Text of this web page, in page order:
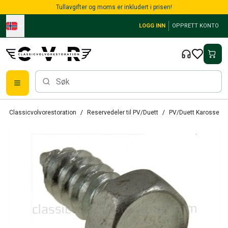
Skip to main contentTullavgifter og moms er inkludert i prisen!
LOGG INN OPPRETT KONTO
Bremser
PV/Duett Drivstoff/avgassystem
PV/Duett Elsystem
PV/Duett Forstilling
PV/Duett Interiør
PV/Duett Karosseri
PV/Duett Kraftoverføring/bakaksel
Classicvolvorestoration Reservedeler til PV/Duett PV/Duett Karosseri